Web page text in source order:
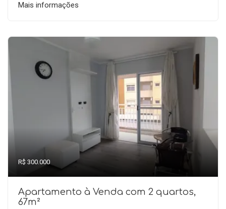
Mais informações
R$ 300.000
Apartamento à Venda com 2 quartos,
67m²